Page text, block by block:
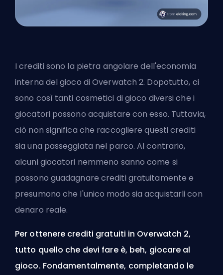
I crediti sono la pietra angolare dell'economia
interna del gioco di Overwatch 2. Dopotutto, ci
sono così tanti cosmetici di gioco diversi che i
giocatori possono acquistare con esso. Tuttavia,
ciò non significa che raccogliere questi crediti
sia una passeggiata nel parco. Al contrario,
alcuni giocatori nemmeno sanno come si
possono guadagnare crediti gratuitamente e
presumono che l'unico modo sia acquistarli con
denaro reale.
Per ottenere crediti gratuiti in Overwatch 2,
tutto quello che devi fare è, beh, giocare al
gioco. Fondamentalmente, completando le